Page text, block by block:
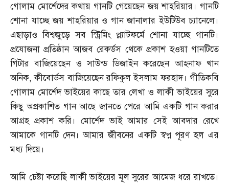
গোলাম মোর্শেদের কথায় গানটি গেয়েছেন জয় শাহরিয়ার। গানটি
শোনা যাচ্ছে জয় শাহরিয়ার ও গান জানালার ইউটিউব চ্যানেলে।
এছাড়াও বিশ্বজুড়ে সব স্ট্রিমিং প্ল্যাটফর্মে শোনা যাচ্ছে গানটি।
প্রযোজনা প্রতিষ্ঠান আজব রেকর্ডস থেকে প্রকাশ হওয়া গানটিতে
গিটার বাজিয়েছেন ও সাউন্ড ডিজাইন করেছেন আহনাফ খান
অনিক,কীবোর্ডস বাজিয়েছেন রফিকুল ইসলাম ফরহাদ। গীতিকবি
গোলাম মোর্শেদ ভাইয়ের কাছে তার লেখা ও লাকী ভাইয়ের সুরে
কিছু অপ্রকাশিত গান আছে জানতে পেরে আমি একটি গান করার
আগ্রহ প্রকাশ করি। মোর্শেদ ভাই আমার সেই আবদার রেখে
আমাকে গানটি দেন। আমার জীবনের একটি স্বপ্ন পূরণ হল এর
মধ্য দিয়ে।
আমি চেষ্টা করেছি লাকী ভাইয়ের মূল সুরের আমেজ ধরে রাখতে।